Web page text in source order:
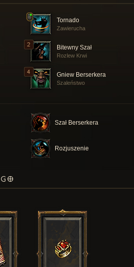
Tornado
Zawierucha
Bitewny Szał
Rozlew Krwi
Gniew Berserkera
Szaleństwo
Szał Berserkera
Rozjuszenie